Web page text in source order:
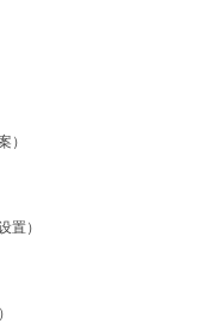
）
置）